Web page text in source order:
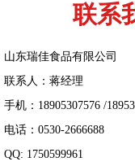
联系
山东瑞佳食品有限公司
联系人：蒋经理
手机：18905307576 /
电话：0530-2666688
QQ: 1750599961